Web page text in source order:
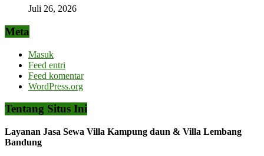
Juli 26, 2026
Meta
Masuk
Feed entri
Feed komentar
WordPress.org
Tentang Situs Ini
Layanan Jasa Sewa Villa Kampung daun & Villa Lembang
Bandung